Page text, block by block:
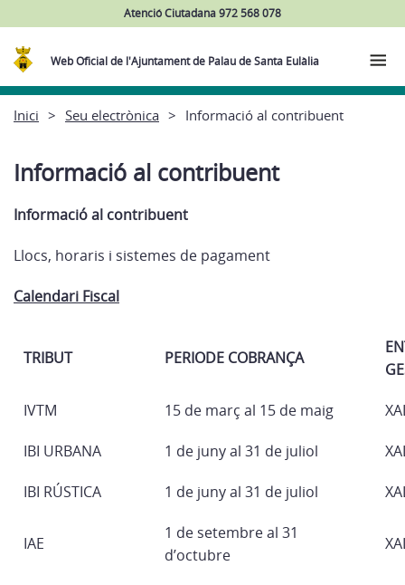
Atenció Ciutadana 972 568 078
Web Oficial de l'Ajuntament de Palau de Santa Eulàlia
Inici Seu electrònica Informació al contribuent
Informació al contribuent
Informació al contribuent
Llocs, horaris i sistemes de pagament
Calendari Fiscal
TRIBUT PERIODE COBRANÇA
IVTM 15 de març al 15 de maig
IBI URBANA 1 de juny al 31 de juliol
IBI RÚSTICA 1 de juny al 31 de juliol
IAE
1 de setembre al 31
d’octubre